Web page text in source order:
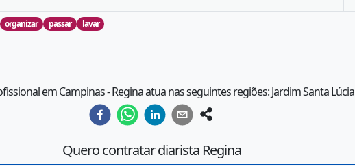
organizar passar lavar
em Campinas - Regina atua nas seguintes regiões: Jardim Santa Lúcia
Quero contratar diarista Regina